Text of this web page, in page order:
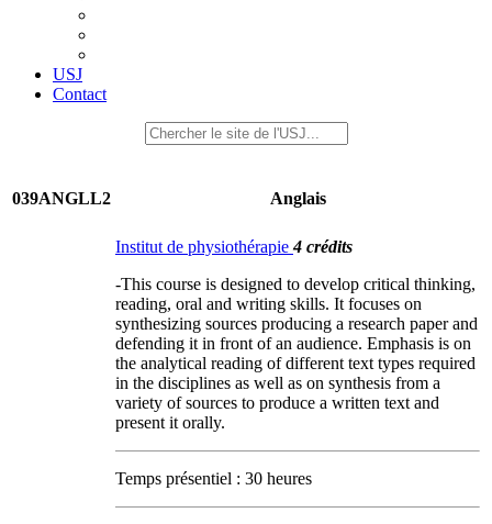
USJ
Contact
039ANGLL2 Anglais
Institut de physiothérapie4 crédits
-This course is designed to develop critical thinking,
reading, oral and writing skills. It focuses on
synthesizing sources producing a research paper and
defending it in front of an audience. Emphasis is on
the analytical reading of different text types required
in the disciplines as well as on synthesis from a
variety of sources to produce a written text and
present it orally.
Temps présentiel : 30 heures